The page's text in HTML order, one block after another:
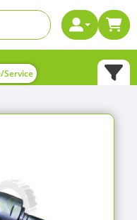
Service